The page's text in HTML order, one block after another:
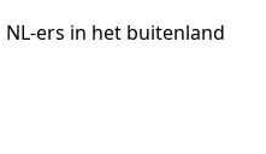
NL-ers in het buitenland